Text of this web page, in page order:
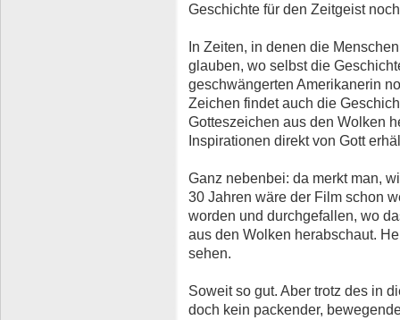
Geschichte für den Zeitgeist
In Zeiten, in denen die
glauben, wo selbst die
geschwängerten Amerikanerin
Zeichen findet auch die
Gotteszeichen aus den Wolken
Inspirationen direkt von Gott
Ganz nebenbei: da merkt man,
30 Jahren wäre der Film schon
worden und durchgefallen, wo
aus den Wolken herabschaut.
sehen.
Soweit so gut. Aber trotz des in
doch kein packender,